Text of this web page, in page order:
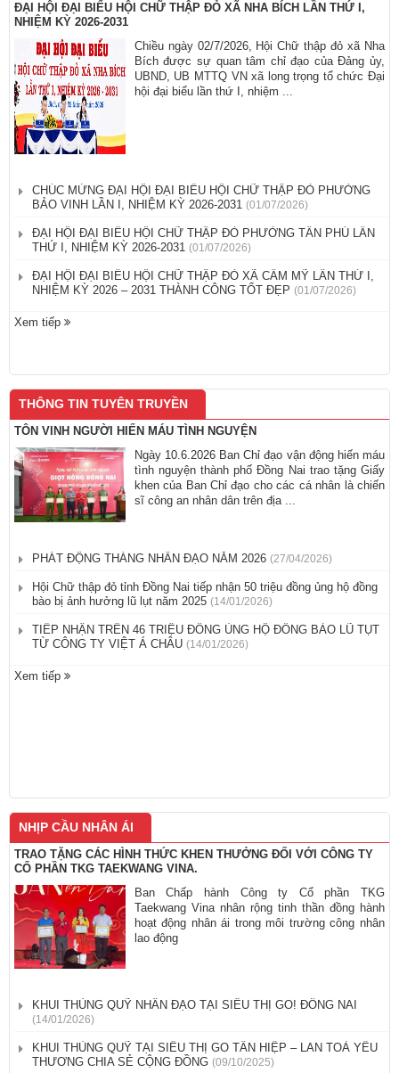
ĐẠI HỘI ĐẠI BIỂU HỘI CHỮ THẬP ĐỎ XÃ NHA BÍCH LẦN THỨ I,
NHIỆM KỲ 2026-2031
Chiều ngày 02/7/2026, Hội Chữ thập đỏ xã Nha
Bích được sự quan tâm chỉ đạo của Đảng ủy,
UBND, UB MTTQ VN xã long trọng tổ chức Đại
hội đại biểu lần thứ I, nhiệm ...
CHÚC MỪNG ĐẠI HỘI ĐẠI BIỂU HỘI CHỮ THẬP ĐỎ PHƯỜNG
BẢO VINH LẦN I, NHIỆM KỲ 2026-2031 (01/07/2026)
ĐẠI HỘI ĐẠI BIỂU HỘI CHỮ THẬP ĐỎ PHƯỜNG TÂN PHÚ LẦN
THỨ I, NHIỆM KỲ 2026-2031 (01/07/2026)
ĐẠI HỘI ĐẠI BIỂU HỘI CHỮ THẬP ĐỎ XÃ CẨM MỸ LẦN THỨ I,
NHIỆM KỲ 2026 – 2031 THÀNH CÔNG TỐT ĐẸP (01/07/2026)
Xem tiếp
THÔNG TIN TUYÊN TRUYỀN
TÔN VINH NGƯỜI HIẾN MÁU TÌNH NGUYỆN
Ngày 10.6.2026 Ban Chỉ đạo vận động hiến máu
tình nguyện thành phố Đồng Nai trao tặng Giấy
khen của Ban Chỉ đạo cho các cá nhân là chiến
sĩ công an nhân dân trên địa ...
PHÁT ĐỘNG THÁNG NHÂN ĐẠO NĂM 2026 (27/04/2026)
Hội Chữ thập đỏ tỉnh Đồng Nai tiếp nhận 50 triệu đồng ủng hộ đồng
bào bị ảnh hưởng lũ lụt năm 2025 (14/01/2026)
TIẾP NHẬN TRÊN 46 TRIỆU ĐỒNG ỦNG HỘ ĐỒNG BÀO LŨ TỤT
TỪ CÔNG TY VIỆT Á CHÂU (14/01/2026)
Xem tiếp
NHỊP CẦU NHÂN ÁI
TRAO TẶNG CÁC HÌNH THỨC KHEN THƯỞNG ĐỐI VỚI CÔNG TY
CỔ PHẦN TKG TAEKWANG VINA.
Ban Chấp hành Công ty Cổ phần TKG
Taekwang Vina nhân rộng tinh thần đồng hành
hoạt động nhân ái trong môi trường công nhân
lao động
KHUI THÙNG QUỸ NHÂN ĐẠO TẠI SIÊU THỊ GO! ĐỒNG NAI
(14/01/2026)
KHUI THÙNG QUỸ TẠI SIÊU THỊ GO TÂN HIỆP – LAN TOẢ YÊU
THƯƠNG CHIA SẺ CỘNG ĐỒNG (09/10/2025)